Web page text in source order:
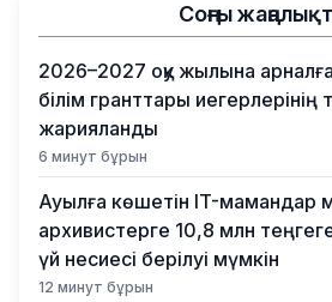
Соңғы
2026–2027 оқу жылына
білім гранттары иегерлерінің
жарияланды
6 минут бұрын
Ауылға көшетін IT-мамандар
архивистерге 10,8 млн
үй несиесі берілуі мүмкін
12 минут бұрын